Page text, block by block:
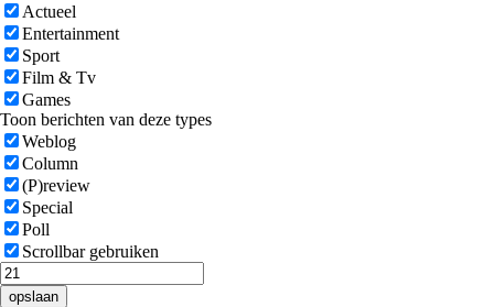
Actueel
Entertainment
Sport
Film & Tv
Games
Toon berichten van deze types
Weblog
Column
(P)review
Special
Poll
Scrollbar gebruiken
opslaan